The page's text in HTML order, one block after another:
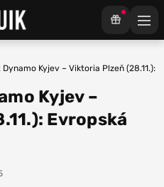
Kyjev – Viktoria Plzeň (28.11.):
Kyjev –
Evropská